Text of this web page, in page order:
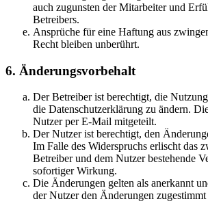
auch zugunsten der Mitarbeiter und
Betreibers.
Ansprüche für eine Haftung aus
Recht bleiben unberührt.
6. Änderungsvorbehalt
Der Betreiber ist berechtigt, die
die Datenschutzerklärung zu ändern.
Nutzer per E-Mail mitgeteilt.
Der Nutzer ist berechtigt, den
Im Falle des Widerspruchs erlischt das
Betreiber und dem Nutzer bestehende
sofortiger Wirkung.
Die Änderungen gelten als anerkannt
der Nutzer den Änderungen zugestimmt